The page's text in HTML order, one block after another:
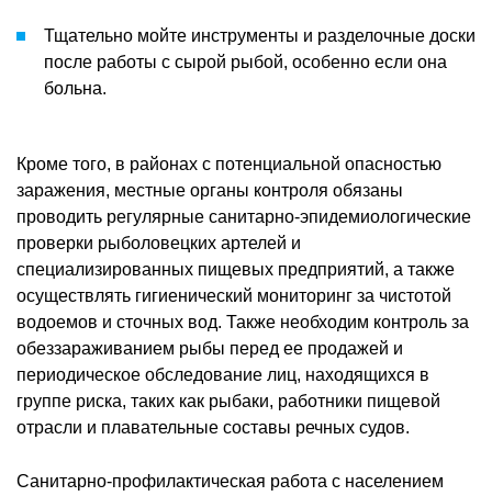
Тщательно мойте инструменты и разделочные доски
после работы с сырой рыбой, особенно если она
больна.
Кроме того, в районах с потенциальной опасностью
заражения, местные органы контроля обязаны
проводить регулярные санитарно-эпидемиологические
проверки рыболовецких артелей и
специализированных пищевых предприятий, а также
осуществлять гигиенический мониторинг за чистотой
водоемов и сточных вод. Также необходим контроль за
обеззараживанием рыбы перед ее продажей и
периодическое обследование лиц, находящихся в
группе риска, таких как рыбаки, работники пищевой
отрасли и плавательные составы речных судов.
Санитарно-профилактическая работа с населением